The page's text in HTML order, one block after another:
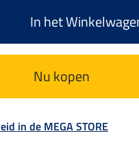
In het
Nu kopen
in de MEGA STORE